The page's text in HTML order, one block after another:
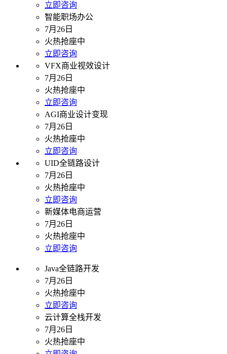
立即咨询
智能职场办公
7月26日
火热抢座中
立即咨询
VFX商业视效设计
7月26日
火热抢座中
立即咨询
AGI商业设计变现
7月26日
火热抢座中
立即咨询
UID全链路设计
7月26日
火热抢座中
立即咨询
新媒体电商运营
7月26日
火热抢座中
立即咨询
Java全链路开发
7月26日
火热抢座中
立即咨询
云计算全栈开发
7月26日
火热抢座中